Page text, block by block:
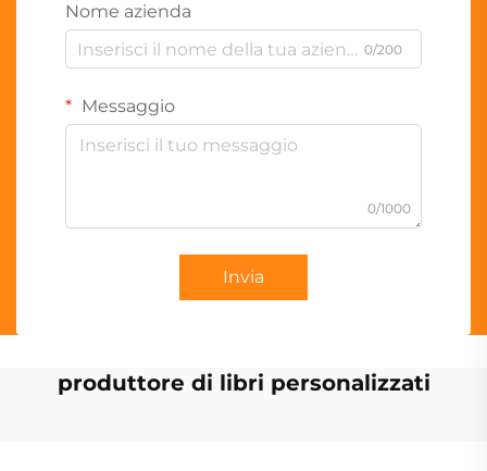
Nome azienda
0/200
Messaggio
0/1000
Invia
produttore di libri personalizzati